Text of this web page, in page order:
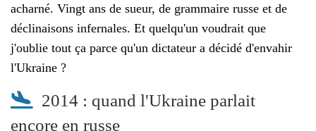
acharné. Vingt ans de sueur, de grammaire russe et de
déclinaisons infernales. Et quelqu'un voudrait que
j'oublie tout ça parce qu'un dictateur a décidé d'envahir
l'Ukraine ?
2014 : quand l'Ukraine parlait
encore en russe